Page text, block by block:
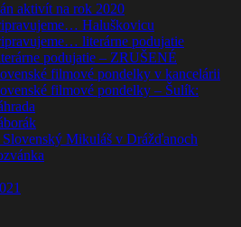
aktivít na rok 2020
Haluškovicu
literárne podujatie
podujatie – ZRUŠENÉ
filmové pondelky v kancelárii
filmové pondelky – Šulík:
Slovenský Mikuláš v Drážďanoch